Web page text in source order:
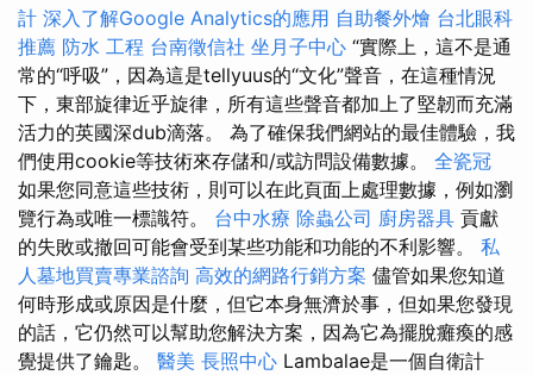
計 深入了解Google Analytics的應用 自助餐外燴 台北眼科
推薦 防水 工程 台南徵信社 坐月子中心 “實際上，這不是通
常的“呼吸”，因為這是tellyuus的“文化”聲音，在這種情況
下，東部旋律近乎旋律，所有這些聲音都加上了堅韌而充滿
活力的英國深dub滴落。 為了確保我們網站的最佳體驗，我
們使用cookie等技術來存儲和/或訪問設備數據。 全瓷冠
如果您同意這些技術，則可以在此頁面上處理數據，例如瀏
覽行為或唯一標識符。 台中水療 除蟲公司 廚房器具 貢獻
的失敗或撤回可能會受到某些功能和功能的不利影響。 私
人墓地買賣專業諮詢 高效的網路行銷方案 儘管如果您知道
何時形成或原因是什麼，但它本身無濟於事，但如果您發現
的話，它仍然可以幫助您解決方案，因為它為擺脫癱瘓的感
覺提供了鑰匙。 醫美 長照中心 Lambalae是一個自衛計